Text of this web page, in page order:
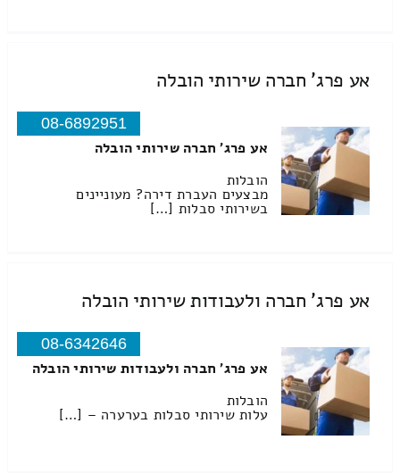
אע פרג' חברה שירותי הובלה
08-6892951
אע פרג' חברה שירותי הובלה
הובלות
מבצעים העברת דירה? מעוניינים
בשירותי סבלות […]
אע פרג' חברה ולעבודות שירותי הובלה
08-6342646
אע פרג' חברה ולעבודות שירותי הובלה
הובלות
עלות שירותי סבלות בערערה – […]